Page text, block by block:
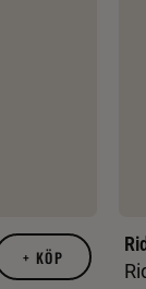
+ KÖP